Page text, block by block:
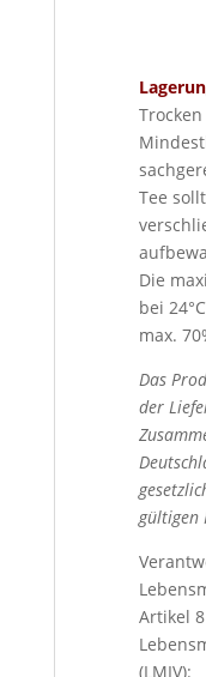
Tee
Die
bei
max.
Das
der
gültigen
Artikel
(LMIV):